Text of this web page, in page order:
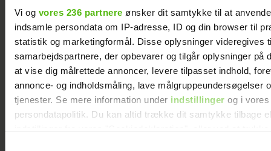
Vi og vores 236 partnere ønsker dit samtykke til at
indsamle persondata om IP-adresse, ID og din browser til
statistik og marketingformål. Disse oplysninger videregives
samarbejdspartnere, der opbevarer og tilgår oplysninger på
at vise dig målrettede annoncer, levere tilpasset indhold,
annonce- og indholdsmåling, lave målgruppeundersøgelser
tjenester. Se mere information under indstillinger og i vores
persondatapolitik. Du kan altid trække dit samtykke tilbage
Andreas Odbjerg
afslører stor
beslutning: Slut
Nomineret til årets
Guldknap: ”Vi
følger med tiden,